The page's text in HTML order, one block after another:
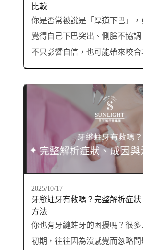
比較
你是否常被說是「厚道下巴」
覺得自己下巴突出、側臉不協
不只影響自信，也可能帶來咬合
題。不過你知道嗎？「厚道」
是台語對「戽斗」的發音，真
「下顎前突」。本文將帶你認識
型差異以及改善方式比較，幫助
2025/10/17
牙縫蛀牙有救嗎？完整解析症
方法
你也有牙縫蛀牙的困擾嗎？很
初期，往往因為沒感覺而忽略